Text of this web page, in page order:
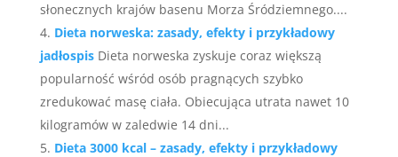
słonecznych krajów basenu Morza Śródziemnego....
Dieta norweska: zasady, efekty i przykładowy
jadłospis Dieta norweska zyskuje coraz większą
popularność wśród osób pragnących szybko
zredukować masę ciała. Obiecująca utrata nawet 10
kilogramów w zaledwie 14 dni...
Dieta 3000 kcal – zasady, efekty i przykładowy